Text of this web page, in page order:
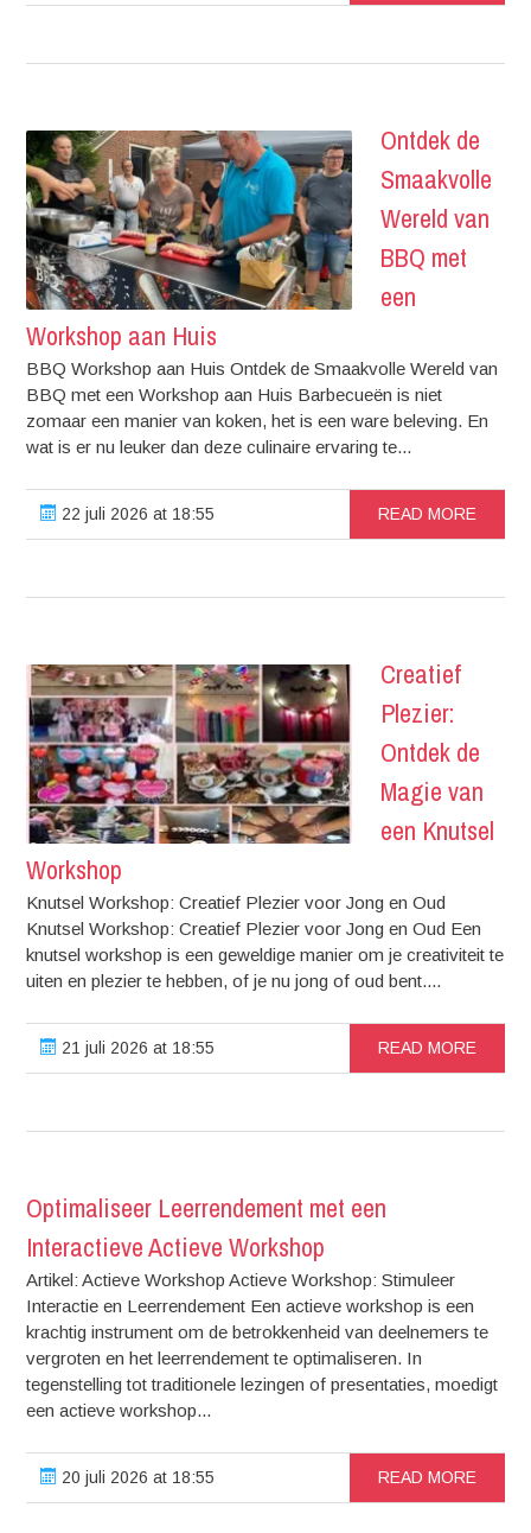
Ontdek de
Smaakvolle
Wereld van
BBQ met
een
Workshop aan Huis
BBQ Workshop aan Huis Ontdek de Smaakvolle Wereld van
BBQ met een Workshop aan Huis Barbecueën is niet
zomaar een manier van koken, het is een ware beleving. En
wat is er nu leuker dan deze culinaire ervaring te...
22 juli 2026 at 18:55 READ MORE
Creatief
Plezier:
Ontdek de
Magie van
een Knutsel
Workshop
Knutsel Workshop: Creatief Plezier voor Jong en Oud
Knutsel Workshop: Creatief Plezier voor Jong en Oud Een
knutsel workshop is een geweldige manier om je creativiteit te
uiten en plezier te hebben, of je nu jong of oud bent....
21 juli 2026 at 18:55 READ MORE
Optimaliseer Leerrendement met een
Interactieve Actieve Workshop
Artikel: Actieve Workshop Actieve Workshop: Stimuleer
Interactie en Leerrendement Een actieve workshop is een
krachtig instrument om de betrokkenheid van deelnemers te
vergroten en het leerrendement te optimaliseren. In
tegenstelling tot traditionele lezingen of presentaties, moedigt
een actieve workshop...
20 juli 2026 at 18:55 READ MORE